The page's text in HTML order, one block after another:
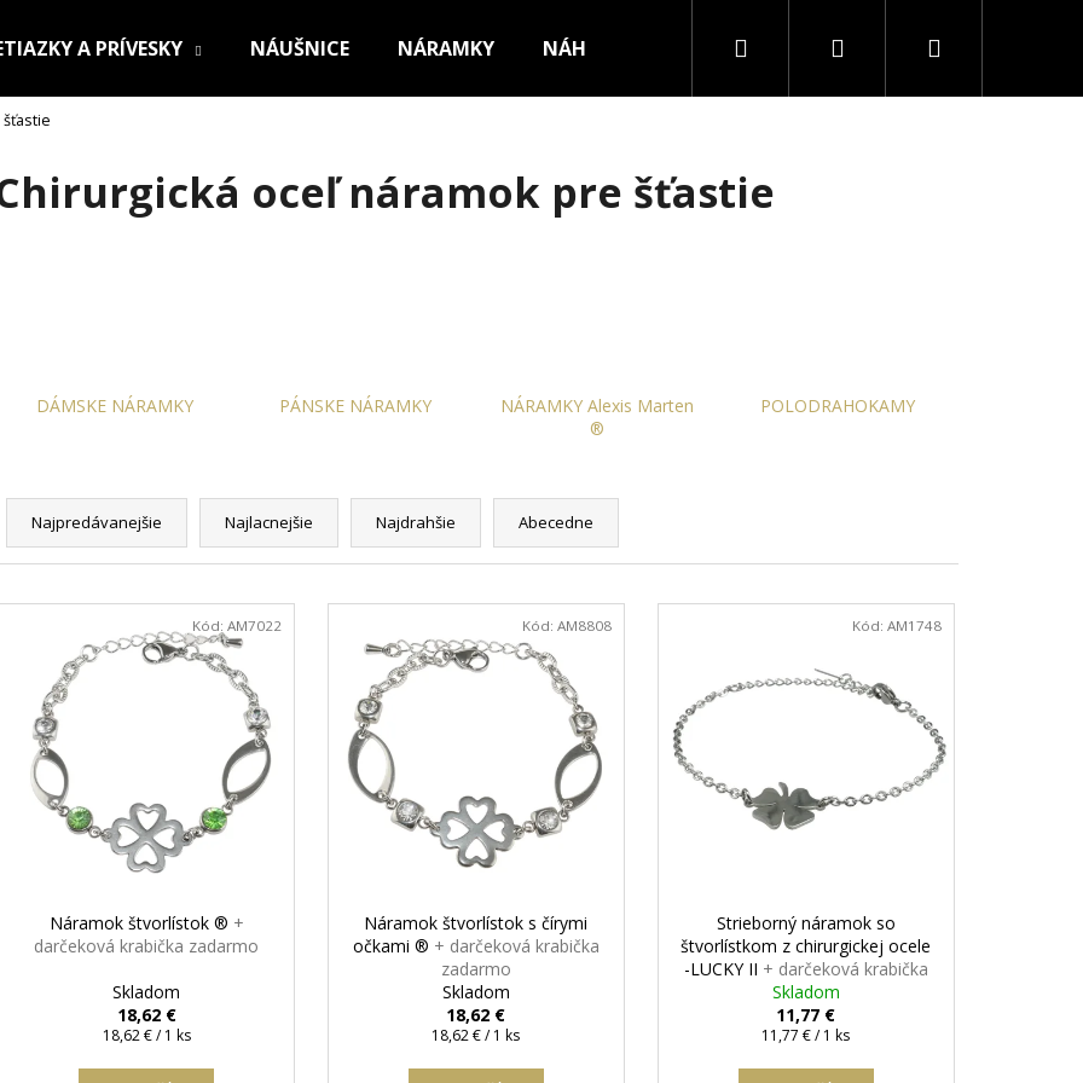
A PRÍVESKY NÁUŠNICE NÁRAMKY NÁHRDELNÍKY PRSTENE
Hľadať PrihlásenieNákupný
oceľ náramok pre šťastie
DÁMSKE NÁRAMKY PÁNSKE NÁRAMKY
NÁRAMKY Alexis Marten
®
POLODRAHOKAMY
R
Najpredávanejšie Najlacnejšie Najdrahšie Abecedne
Náramok štvorlístok ® +
darčeková krabička zadarmo
Skladom
18,62 €
Jednotková
18,62 € / 1 ks
Kód:AM7022
Náramok štvorlístok s čírymi
očkami ® + darčeková krabička
zadarmo
Skladom
18,62 €
Jednotková
18,62 € / 1 ks
Kód: AM8808
Strieborný náramok so
štvorlístkom z chirurgickej ocele
-LUCKY II + darčeková krabička
zadarmo
Skladom
11,77 €
Jednotková
11,77 € / 1 ks
Kód: AM1748
Čo potrebujete nájsť?
OCEĽOVÁ RETIAZKA S PRÍVESKOM KRÍŽ
DAMIAN+ PRI TOMTO PRODUKTE SI
ZVOLIŤ DĹŽKU RETIAZKY
€
RETIAZKA Z CHIRURGICKEJ OCELE
ZLATÁ - MADISON+ DARČEKOVÁ
KRABIČKA ZADARMO
7,63 €